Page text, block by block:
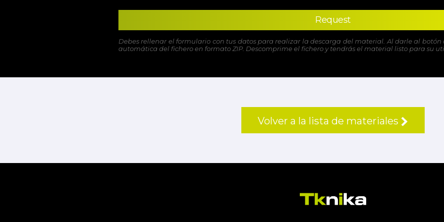
Request
Debes rellenar el formulario con tus datos para realizar la descarga del material. Al darle al
automática del fichero en formato ZIP. Descomprime el fichero y tendrás el material listo para su
Volver a la lista de materiales